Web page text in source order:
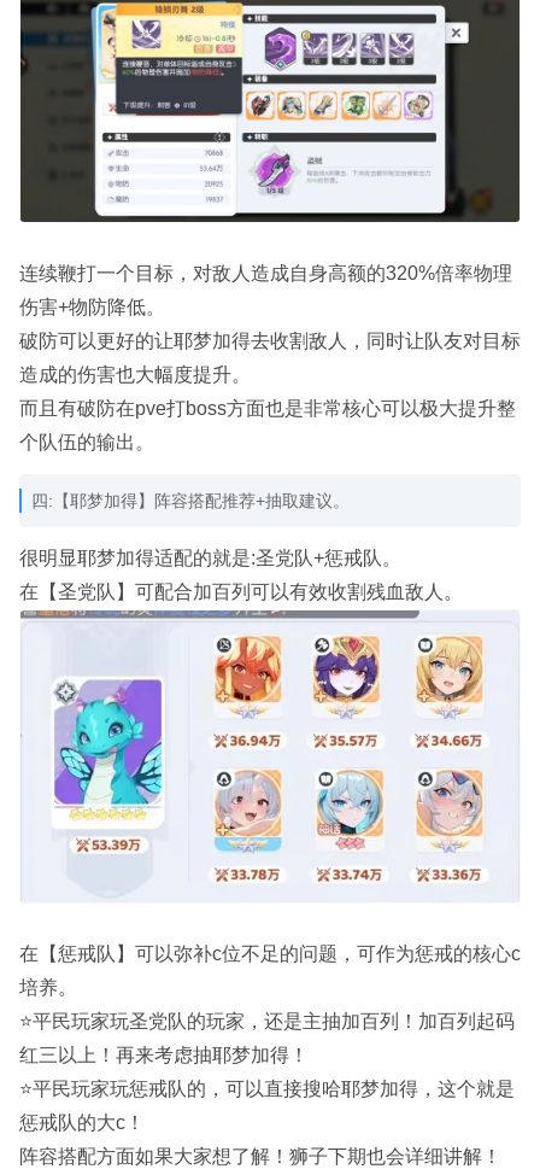
连续鞭打一个目标，对敌人造成自身高额的320%倍率物理
伤害+物防降低。
破防可以更好的让耶梦加得去收割敌人，同时让队友对目标
造成的伤害也大幅度提升。
而且有破防在pve打boss方面也是非常核心可以极大提升整
个队伍的输出。
四:【耶梦加得】阵容搭配推荐+抽取建议。
很明显耶梦加得适配的就是:圣党队+惩戒队。
在【圣党队】可配合加百列可以有效收割残血敌人。
在【惩戒队】可以弥补c位不足的问题，可作为惩戒的核心c
培养。
⭐平民玩家玩圣党队的玩家，还是主抽加百列！加百列起码
红三以上！再来考虑抽耶梦加得！
⭐平民玩家玩惩戒队的，可以直接搜哈耶梦加得，这个就是
惩戒队的大c！
阵容搭配方面如果大家想了解！狮子下期也会详细讲解！